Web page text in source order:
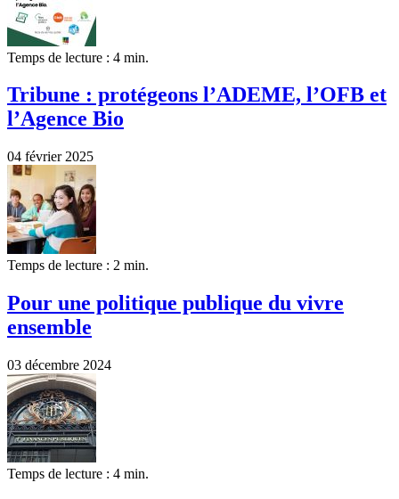
Temps de lecture : 4 min.
Tribune : protégeons l’ADEME, l’OFB et
l’Agence Bio
04 février 2025
Temps de lecture : 2 min.
Pour une politique publique du vivre
ensemble
03 décembre 2024
Temps de lecture : 4 min.